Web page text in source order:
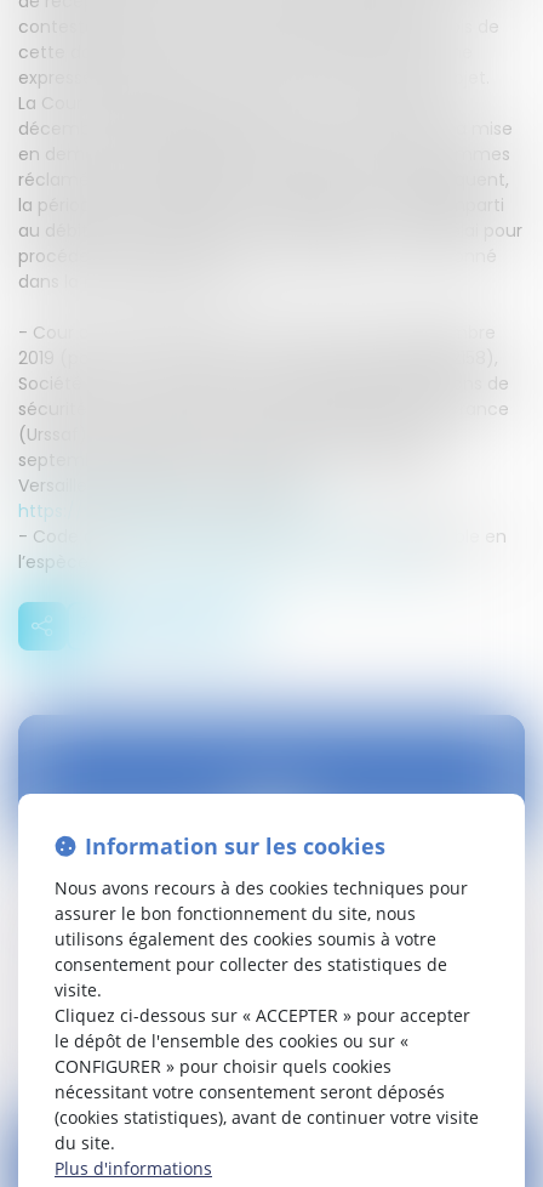
contestation doit être formée dans le délai d'un mois de
cette date.Enfin, elle a relevé que la lettre mentionne
expressément l'article L. 244-2 "du CSS" dans son objet.
La Cour de cassation casse l’arrêt sur ce point le 19
décembre 2019. Elle rappelle que pour être valable, la mise
en demeure doit indiquer la cause, la nature des sommes
réclamées, les majorations et pénalités qui s’y appliquent,
la période à laquelle elles se rapportent et le délai imparti
au débiteur pour se libérer.Or, en l'espèce, aucun délai pour
procéder au paiement n'était expressément mentionné
dans la mise en demeure.
- Cour de cassation, 2ème chambre civile, 19 décembre
2019 (pourvoi n° 18-23.623 - ECLI:FR:CCASS:2019:C202158),
Société KTS c/ Union de recouvrement des cotisations de
sécurité sociale et d'allocations familiales d'Ile-de-France
(Urssaf) - cassation de cour d’appel de Versailles, 13
septembre 2018 (renvoi devant la cour d’appel de
Versailles, autrement composée) -
https://www.legifrance.gouv.fr/affich...
- Code de sécurité sociale, article L. 244-2 (applicable en
l’espèce) -
Incontestabilité de la filiation par possession
d'état
21
janv.
Droit civil (03)
Lire la suite
Information sur les cookies
Nous avons recours à des cookies techniques pour
assurer le bon fonctionnement du site, nous
utilisons également des cookies soumis à votre
consentement pour collecter des statistiques de
visite.
Cliquez ci-dessous sur « ACCEPTER » pour accepter
le dépôt de l'ensemble des cookies ou sur «
CONFIGURER » pour choisir quels cookies
nécessitant votre consentement seront déposés
(cookies statistiques), avant de continuer votre visite
du site.
Plus d'informations